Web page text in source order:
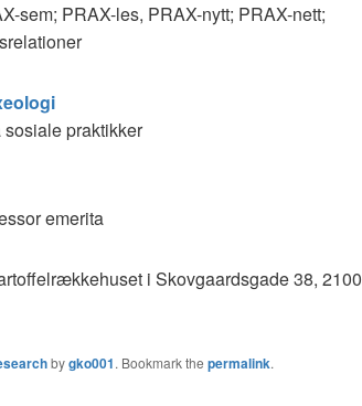
sem; PRAX-les, PRAX-nytt; PRAX-nett;
praktikker
emerita
i Skovgaardsgade 38, 2100
bygko001. Bookmark the permalink.